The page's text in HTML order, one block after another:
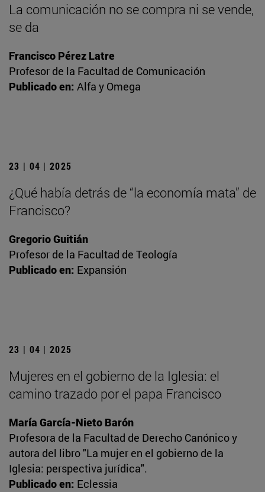
La comunicación no se compra ni se vende,
se da
Francisco Pérez Latre
Profesor de la Facultad de Comunicación
Publicado en: Alfa y Omega
23 | 04 | 2025
¿Qué había detrás de “la economía mata” de
Francisco?
Gregorio Guitián
Profesor de la Facultad de Teología
Publicado en: Expansión
23 | 04 | 2025
Mujeres en el gobierno de la Iglesia: el
camino trazado por el papa Francisco
María García-Nieto Barón
Profesora de la Facultad de Derecho Canónico y
autora del libro "La mujer en el gobierno de la
Iglesia: perspectiva jurídica".
Publicado en: Eclessia